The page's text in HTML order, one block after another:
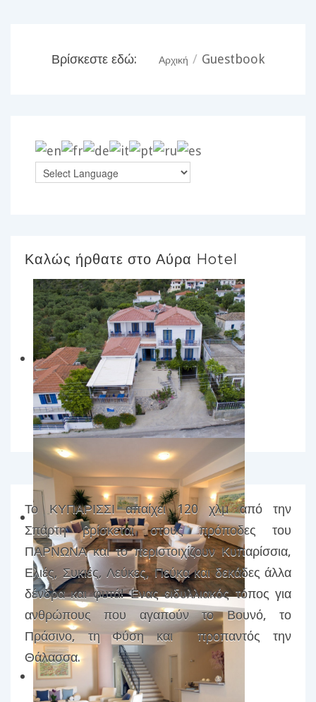
Βρίσκεστε εδώ: Αρχική / Guestbook
Καλώς ήρθατε στο Αύρα Hotel
Το ΚΥΠΑΡΙΣΣΙ απαίχει 120 χλμ από την
Σπάρτη βρίσκεται στους πρόποδες του
ΠΑΡΝΩΝΑ και το περιστοιχίζουν Κυπαρίσσια,
Ελιές, Συκιές, Λεύκες, Πεύκα και δεκάδες άλλα
δένδρα και φυτά! Ένας ειδυλλιακός τόπος για
ανθρώπους που αγαπούν το Βουνό, το
Πράσινο, τη Φύση και προπαντός την
Θάλασσα.